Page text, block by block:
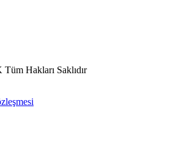
Hakları Saklıdır